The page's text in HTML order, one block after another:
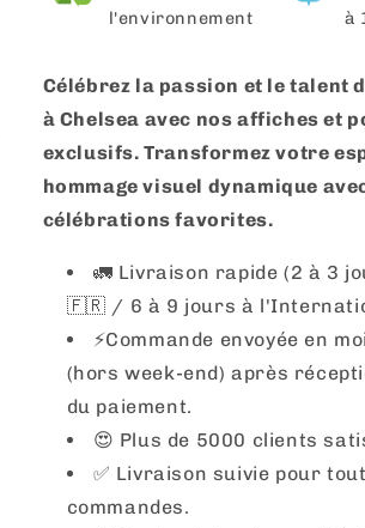
l'environnement
à
Célébrez la passion et le talent
à Chelsea avec nos affiches et
exclusifs. Transformez votre
hommage visuel dynamique
célébrations favorites.
🚛 Livraison rapide (2 à 3
🇫🇷 / 6 à 9 jours à
⚡️Commande envoyée en
(hors week-end) après
du paiement.
😍 Plus de 5000 clients
✅ Livraison suivie pour
commandes.